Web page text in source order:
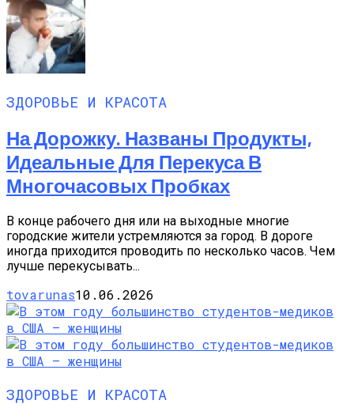
ЗДОРОВЬЕ И КРАСОТА
На Дорожку. Названы Продукты,
Идеальные Для Перекуса В
Многочасовых Пробках
В конце рабочего дня или на выходные многие
городские жители устремляются за город. В дороге
иногда приходится проводить по несколько часов. Чем
лучше перекусывать...
tovarunas10.06.2026
ЗДОРОВЬЕ И КРАСОТА